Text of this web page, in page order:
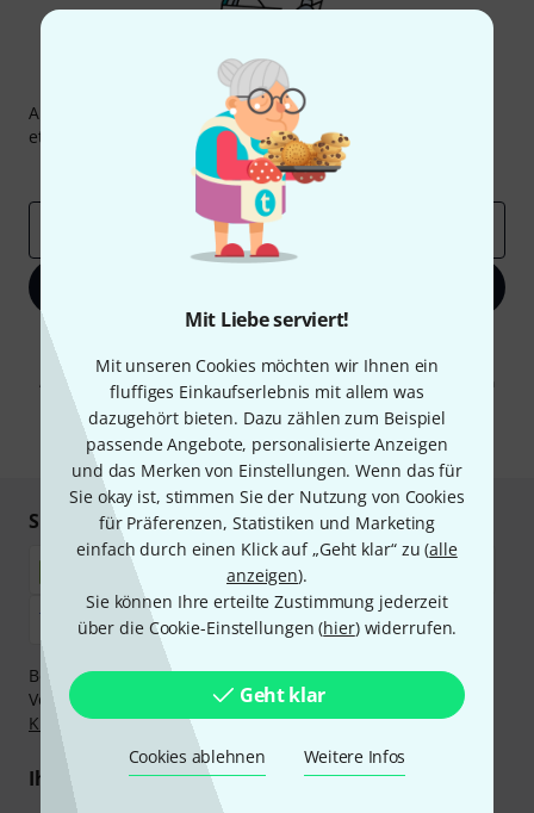
Mit Liebe serviert!
Mit unseren Cookies möchten wir Ihnen ein
fluffiges Einkaufserlebnis mit allem was
dazugehört bieten. Dazu zählen zum Beispiel
passende Angebote, personalisierte Anzeigen
und das Merken von Einstellungen. Wenn das für
Sie okay ist, stimmen Sie der Nutzung von Cookies
für Präferenzen, Statistiken und Marketing
einfach durch einen Klick auf „Geht klar“ zu (alle
anzeigen).
Sie können Ihre erteilte Zustimmung jederzeit
über die Cookie-Einstellungen (hier) widerrufen.
Geht klar
Cookies ablehnen Weitere Infos
Thomann Newsletter
Abonniere den Thomann Newsletter und gewinne mit
etwas Glück einen von 50 Gutscheinenüber jeweils
Inspirierende Beiträge
Deals
Mit Klick auf „Jetzt anmelden“ stimmen Sie dem Erhalt von E-Mail-
Werbung und einer Messung des E-Mail-Nutzungsverhaltens zu. Die
Abmeldung ist jederzeit möglich. Weitere Informationen finden Sie in
unserenDatenschutzhinweisen.
* Pflichtfeld
Sicher einkaufen & bezahlen
Bezahlen Sie vertraulich und sicher per Nachnahme,
Vorkasse, PayPal, Amazon Pay,Klarna Sofort bezahlen
,
Klarna Ratenzahlungoder Kreditkarte.
Ihre Vorteile